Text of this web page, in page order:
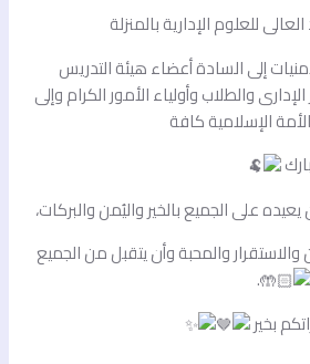
للعلوم الإدارية بالمنزلة
إلى السادة أعضاء هيئة التدريس
والطلاب وأولياء الأمور الكرام وإلى
الإسلامية كافة
على الجميع بالخير واليُمن والبركات،
والمحبة وأن يتقبل من الجميع
.
بخير